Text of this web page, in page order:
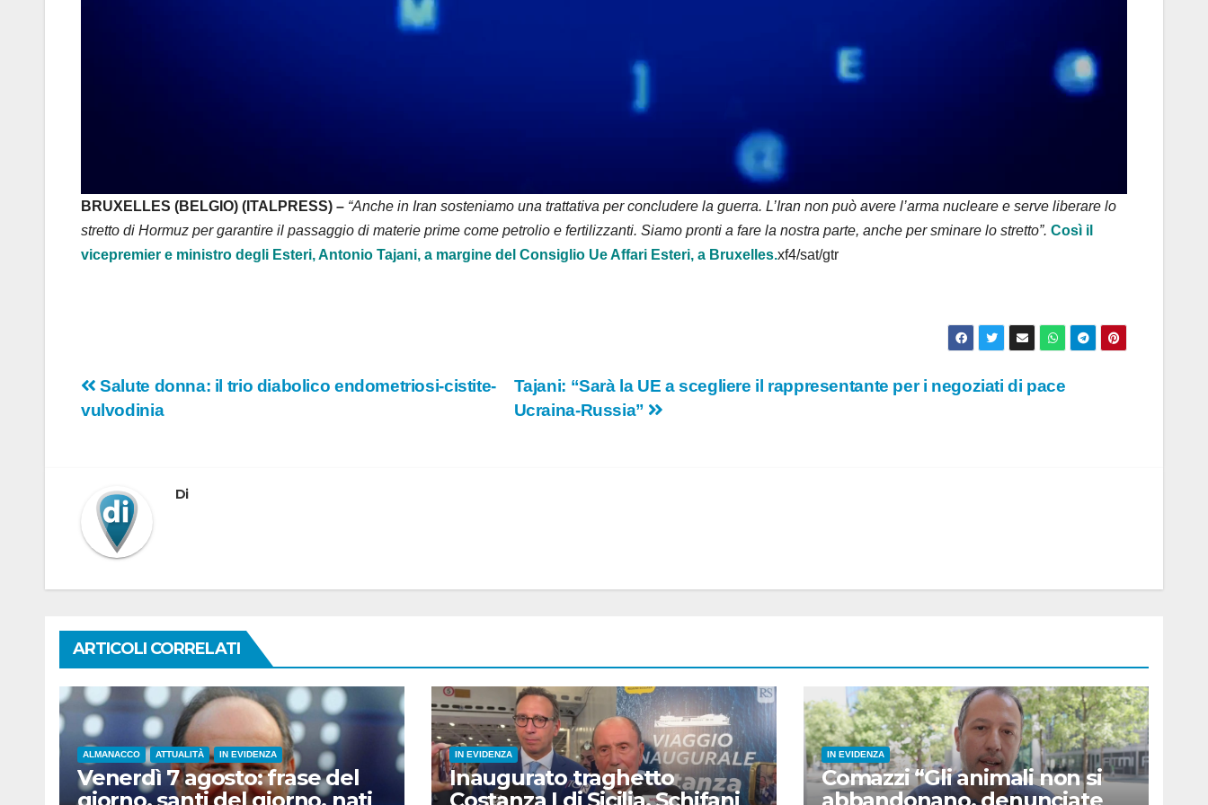
e
o
BRUXELLES (BELGIO) (ITALPRESS) – “Anche in Iran sosteniamo una trattativa per concludere la guerra. L’Iran non può avere l’arma nucleare e serve liberare lo
stretto di Hormuz per garantire il passaggio di materie prime come petrolio e fertilizzanti. Siamo pronti a fare la nostra parte, anche per sminare lo stretto”. Così il
vicepremier e ministro degli Esteri, Antonio Tajani, a margine del Consiglio Ue Affari Esteri, a Bruxelles.xf4/sat/gtr
Navigazione
Tajani: “Sarà la UE a scegliere il rappresentante per i negoziati di pace
Ucraina-Russia”
Salute donna: il trio diabolico endometriosi-cistite-
vulvodinia
Di
ARTICOLI CORRELATI
ALMANACCO ATTUALITÀ IN EVIDENZA
Venerdì 7 agosto: frase del
IN EVIDENZA
Inaugurato traghetto
IN EVIDENZA
Comazzi “Gli animali non si